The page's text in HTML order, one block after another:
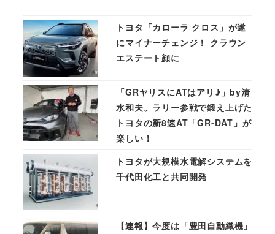
トヨタ「カローラ クロス」が遂
にマイナーチェンジ！ クラウン
エステート顔に
「GRヤリスにATはアリ♪」by清
水和夫。ラリー参戦で鍛え上げた
トヨタの新8速AT「GR-DAT」が
楽しい！
トヨタが大規模水電解システムを
千代田化工と共同開発
【速報】今度は「豊田自動織機」